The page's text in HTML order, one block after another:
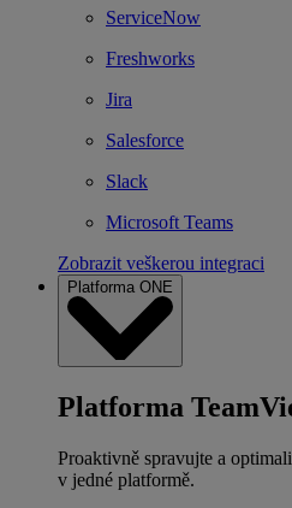
ServiceNow
Freshworks
Jira
Salesforce
Slack
Microsoft Teams
Zobrazit veškerou integraci
Platforma ONE
Platforma
Proaktivně spravujte a
v jedné platformě.